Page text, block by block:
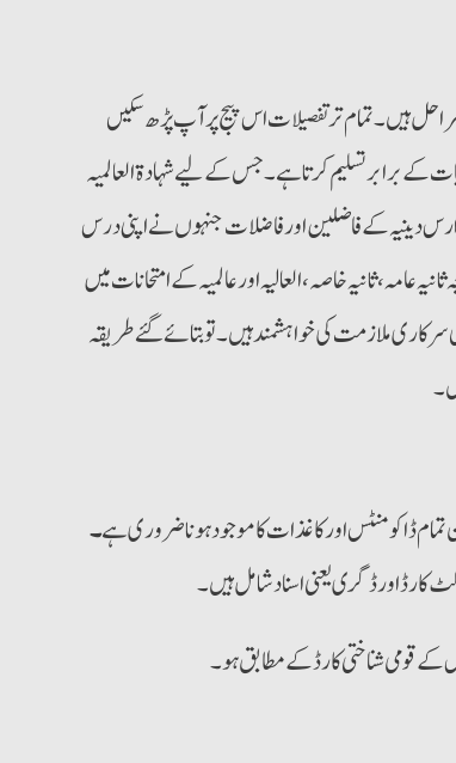
مراحل ہیں۔ تمام ترتفصیلات اس پیج پرآپ پڑھ سکیں
کے برابرتسلیم کرتا ہے۔ جس کے لیے شہادۃالعالمیہ
دینیہ کے فاضلین اورفاضلات جنہوں نے اپنی درس
عامہ، ثانیہ خاصہ، العالیہ اورعالمیہ کے امتحانات میں
ملازمت کی خواہشمند ہیں۔ تو بتائے گئے طریقہ
ڈاکومنٹس اورکاغذات کا موجود ہونا ضروری ہے۔
اور ڈگری یعنی اسناد شامل ہیں۔
کے قومی شناختی کارڈ کے مطابق ہو۔